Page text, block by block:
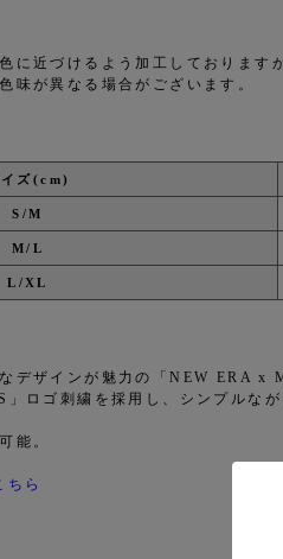
に近づけるよう加工しております
味が異なる場合がございます。
ズ(cm)
S/M
M/L
L/XL
デザインが魅力の「NEW ERA x
ロゴ刺繍を採用し、シンプルな
能。
ら